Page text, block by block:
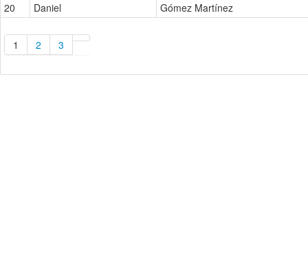
1 2 3
20
Daniel Gómez Martínez